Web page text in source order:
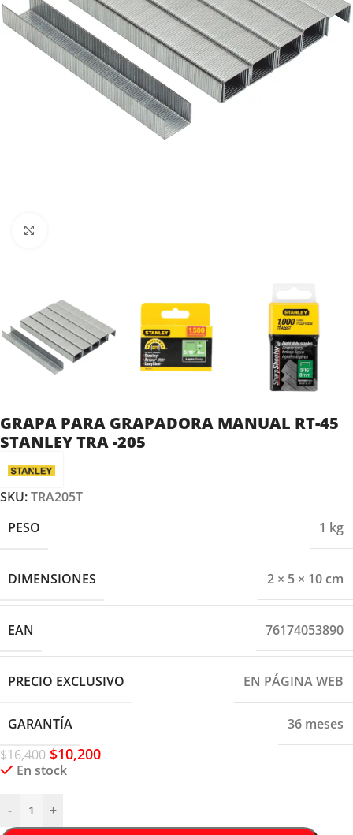
GRAPA PARA GRAPADORA MANUAL RT-45
STANLEY TRA -205
SKU:TRA205T
PESO
1 kg
DIMENSIONES 2 × 5 × 10 cm
EAN 76174053890
PRECIO EXCLUSIVO EN PÁGINA WEB
GARANTÍA
36 meses
$16,400 $10,200
En stock
- +